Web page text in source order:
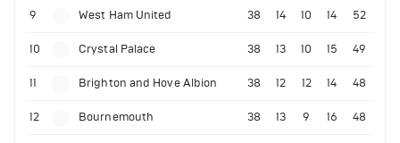
9 West Ham United 38 14 10 14 52
10 Crystal Palace 38 13 10 15 49
11 Brighton and Hove Albion 38 12 12 14 48
12 Bournemouth 38 13 9 16 48